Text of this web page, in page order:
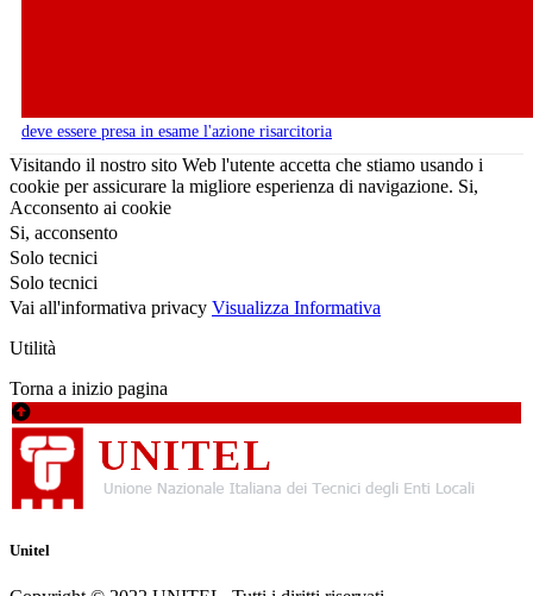
deve essere presa in esame l'azione risarcitoria
Visitando il nostro sito Web l'utente accetta che stiamo usando i
cookie per assicurare la migliore esperienza di navigazione. Si,
Acconsento ai cookie
Si, acconsento
Solo tecnici
Solo tecnici
Vai all'informativa privacy Visualizza Informativa
Utilità
Torna a inizio pagina
Unitel